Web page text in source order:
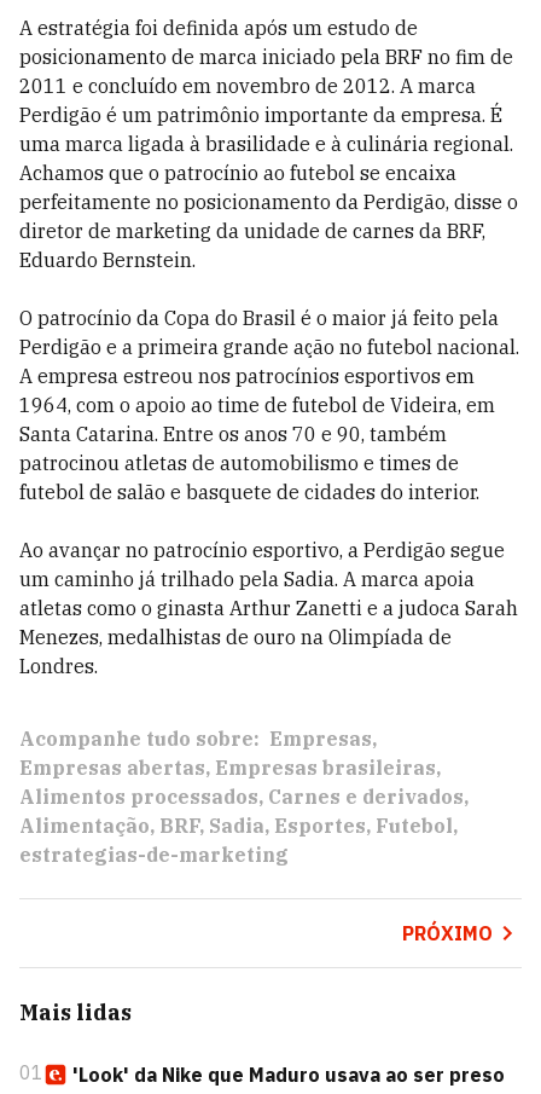
A estratégia foi definida após um estudo de
posicionamento de marca iniciado pela BRF no fim de
2011 e concluído em novembro de 2012. A marca
Perdigão é um patrimônio importante da empresa. É
uma marca ligada à brasilidade e à culinária regional.
Achamos que o patrocínio ao futebol se encaixa
perfeitamente no posicionamento da Perdigão, disse o
diretor de marketing da unidade de carnes da BRF,
Eduardo Bernstein.
O patrocínio da Copa do Brasil é o maior já feito pela
Perdigão e a primeira grande ação no futebol nacional.
A empresa estreou nos patrocínios esportivos em
1964, com o apoio ao time de futebol de Videira, em
Santa Catarina. Entre os anos 70 e 90, também
patrocinou atletas de automobilismo e times de
futebol de salão e basquete de cidades do interior.
Ao avançar no patrocínio esportivo, a Perdigão segue
um caminho já trilhado pela Sadia. A marca apoia
atletas como o ginasta Arthur Zanetti e a judoca Sarah
Menezes, medalhistas de ouro na Olimpíada de
Londres.
Acompanhe tudo sobre: Empresas
Empresas abertas Empresas brasileiras
Alimentos processados Carnes e derivados
Alimentação BRF Sadia Esportes Futebol
estrategias-de-marketing
PRÓXIMO
Mais lidas
01
'Look' da Nike que Maduro usava ao ser preso